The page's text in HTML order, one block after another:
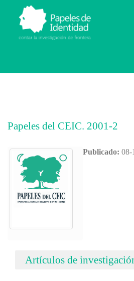
Papeles del CEIC. 2001-2
Publicado: 08-
Artículos de